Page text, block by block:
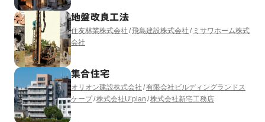
地盤改良工法
住友林業株式会社 飛島建設株式会社
ミサワホーム株式
会社
集合住宅
オリオン建設株式会社 有限会社ビルディングランドス
ケープ 株式会社U’plan 株式会社新宅工務店